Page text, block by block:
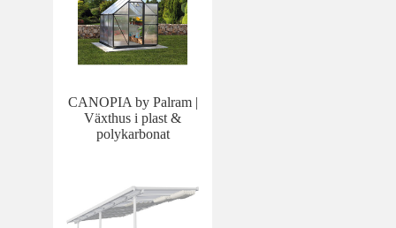
CANOPIA by Palram |
Växthus i plast &
polykarbonat